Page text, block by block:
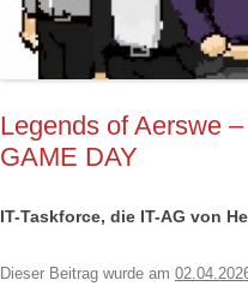
Legends of Aerswe
GAME DAY
IT-Taskforce, die IT-AG von
Dieser Beitrag wurde am